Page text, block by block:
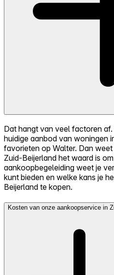
Dat hangt van veel factoren
huidige aanbod van woningen
favorieten op Walter. Dan
Zuid-Beijerland het waard is
aankoopbegeleiding weet je
kunt bieden en welke kans je
Beijerland te kopen.
Kosten van onze aankoopservice in